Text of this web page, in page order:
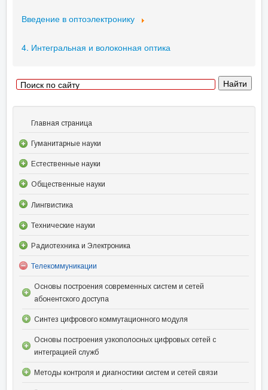
Введение в оптоэлектронику
4. Интегральная и волоконная оптика
Главная страница
Гуманитарные науки
Естественные науки
Общественные науки
Лингвистика
Технические науки
Радиотехника и Электроника
Телекоммуникации
Основы построения современных систем и сетей
абонентского доступа
Синтез цифрового коммутационного модуля
Основы построения узкополосных цифровых сетей с
интеграцией служб
Методы контроля и диагностики систем и сетей связи